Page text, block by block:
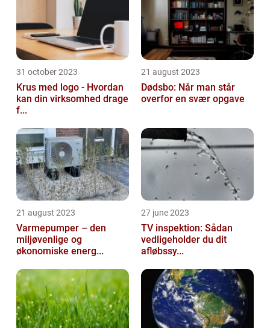
31 october 2023
Krus med logo - Hvordan
kan din virksomhed drage
f...
21 august 2023
Dødsbo: Når man står
overfor en svær opgave
21 august 2023
Varmepumper – den
miljøvenlige og
økonomiske energ...
27 june 2023
TV inspektion: Sådan
vedligeholder du dit
afløbssy...